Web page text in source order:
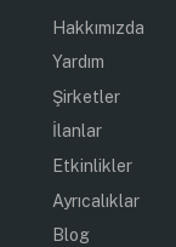
Hakkımızda
Yardım
Şirketler
İlanlar
Etkinlikler
Ayrıcalıklar
Blog